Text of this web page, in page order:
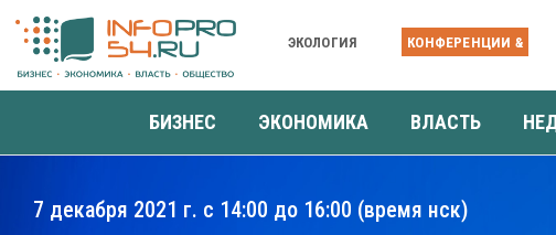
ЭКОЛОГИЯ КОНФЕРЕНЦИИ &
БИЗНЕС ЭКОНОМИКА ВЛАСТЬ
7 декабря 2021 г. с 14:00 до 16:00 (время нск)